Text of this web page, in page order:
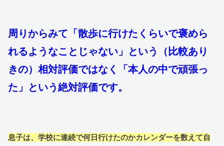
周りからみて「散歩に行けたくらいで褒めら
れるようなことじゃない」という（比較あり
きの）相対評価ではなく「本人の中で頑張っ
た」という絶対評価です。
息子は、学校に連続で何日行けたのかカレンダーを数えて自